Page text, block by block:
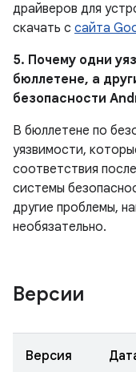
драйверов для
скачать с сайта
5. Почему одни
бюллетене, а
безопасности
В бюллетене по
уязвимости,
соответствия
системы
другие проблемы,
необязательно.
Версии
Версия